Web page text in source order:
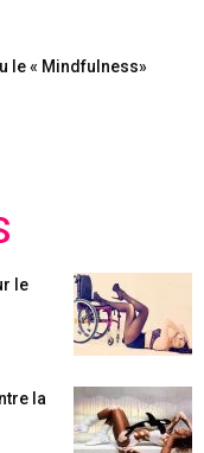
le « Mindfulness»
le
la